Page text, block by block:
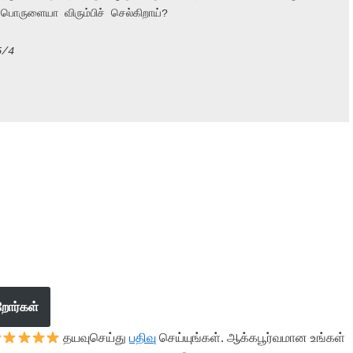
விரும்பிச் செல்கிறாய்?
4
தயவுசெய்துபதிவு செய்யுங்கள். ஆக்கபூர்வமான உங்கள்